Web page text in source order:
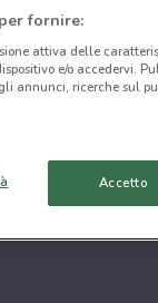
fornire:
attiva delle
e/o accedervi.
annunci, ricerche sul
Accetto